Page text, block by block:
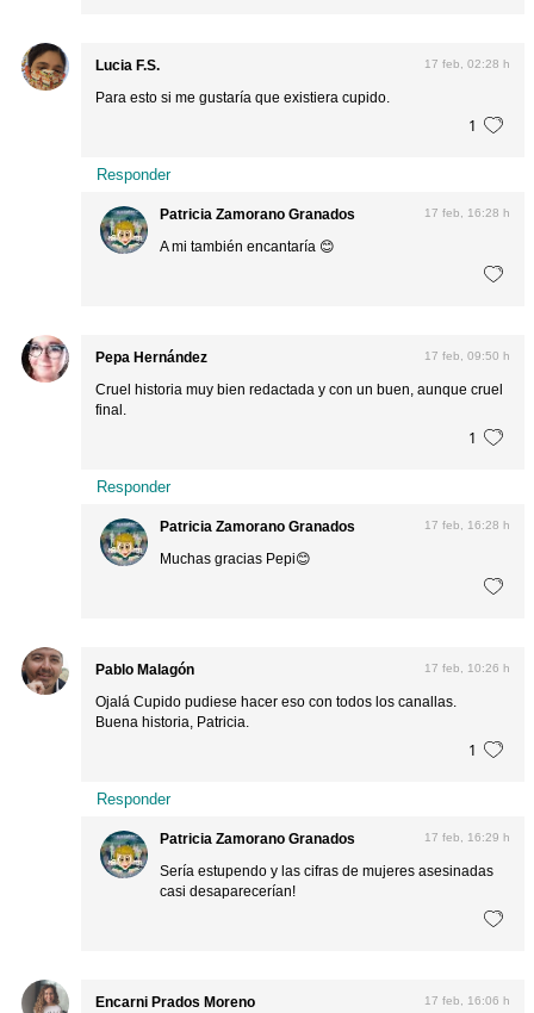
Lucia F.S. 17 feb, 02:28 h
Para esto si me gustaría que existiera cupido.
1
Responder
Patricia Zamorano Granados 17 feb, 16:28 h
A mi también encantaría 😊
Pepa Hernández 17 feb, 09:50 h
Cruel historia muy bien redactada y con un buen, aunque cruel
final.
1
Responder
Patricia Zamorano Granados 17 feb, 16:28 h
Muchas gracias Pepi😊
Pablo Malagón 17 feb, 10:26 h
Ojalá Cupido pudiese hacer eso con todos los canallas.
Buena historia, Patricia.
1
Responder
Patricia Zamorano Granados 17 feb, 16:29 h
Sería estupendo y las cifras de mujeres asesinadas
casi desaparecerían!
Encarni Prados Moreno 17 feb, 16:06 h